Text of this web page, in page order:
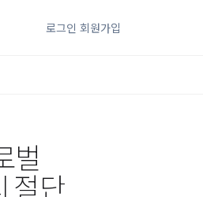
로그인 회원가입
벌
절단